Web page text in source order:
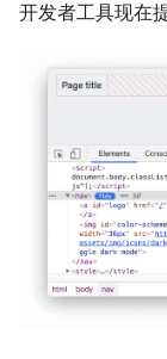
开发者工具现在